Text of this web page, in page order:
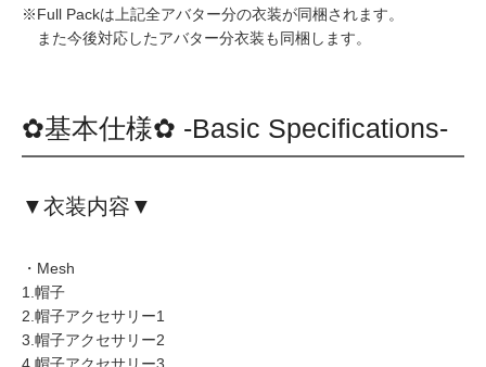
※Full Packは上記全アバター分の衣装が同梱されます。
また今後対応したアバター分衣装も同梱します。
✿基本仕様✿ -Basic Specifications-
▼衣装内容▼
・Mesh
1.帽子
2.帽子アクセサリー1
3.帽子アクセサリー2
4.帽子アクセサリー3